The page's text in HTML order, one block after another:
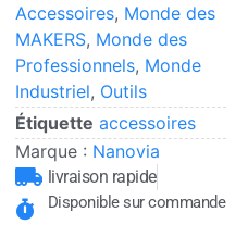
Accessoires, Monde des
MAKERS, Monde des
Professionnels, Monde
Industriel, Outils
Étiquette accessoires
Marque : Nanovia
livraison rapide
Disponible sur commande